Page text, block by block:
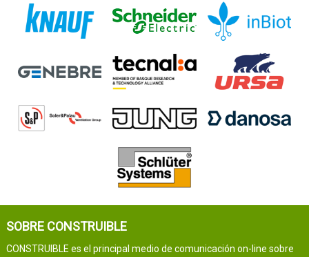
SOBRE CONSTRUIBLE
CONSTRUIBLE es el principal medio de comunicación on-line sobre